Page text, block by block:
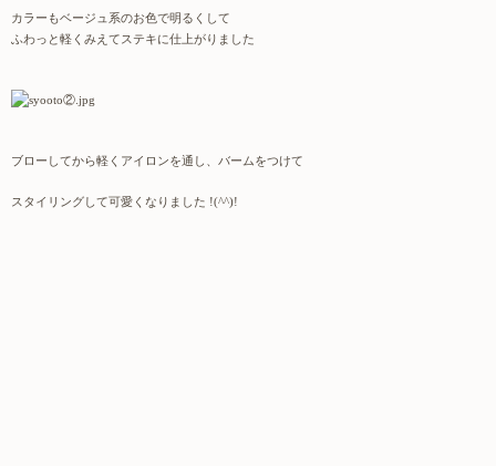
カラーもベージュ系のお色で明るくして
ふわっと軽くみえてステキに仕上がりました
ブローしてから軽くアイロンを通し、バームをつけて
スタイリングして可愛くなりました !(^^)!